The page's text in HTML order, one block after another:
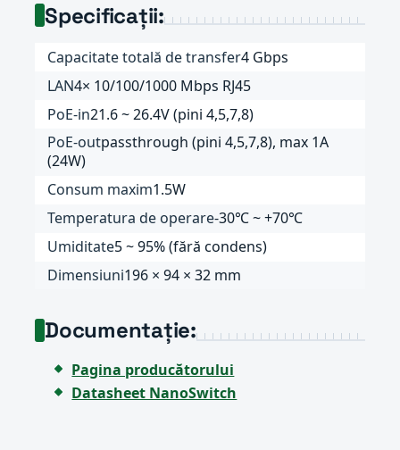
Specificații:
Capacitate totală de transfer4 Gbps
LAN4× 10/100/1000 Mbps RJ45
PoE-in21.6 ~ 26.4V (pini 4,5,7,8)
PoE-outpassthrough (pini 4,5,7,8), max 1A
(24W)
Consum maxim1.5W
Temperatura de operare-30℃ ~ +70℃
Umiditate5 ~ 95% (fără condens)
Dimensiuni196 × 94 × 32 mm
Documentație:
Pagina producătorului
Datasheet NanoSwitch